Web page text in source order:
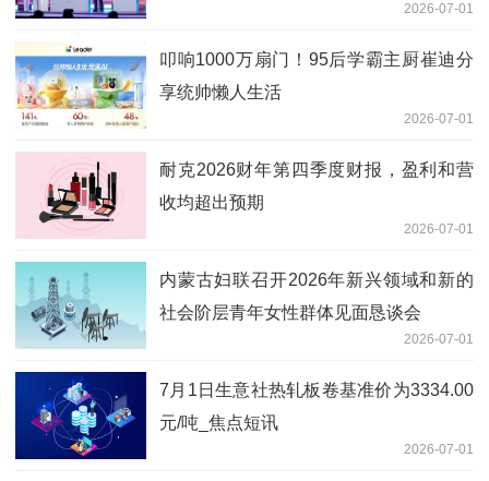
2026-07-01
叩响1000万扇门！95后学霸主厨崔迪分
享统帅懒人生活
2026-07-01
耐克2026财年第四季度财报，盈利和营
收均超出预期
2026-07-01
内蒙古妇联召开2026年新兴领域和新的
社会阶层青年女性群体见面恳谈会
2026-07-01
7月1日生意社热轧板卷基准价为3334.00
元/吨_焦点短讯
2026-07-01